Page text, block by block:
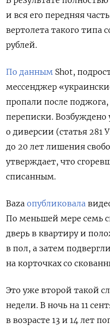
и вся его передняя
вертолета такого типа
рублей.
По данным Shot,
мессенджер
пропали после
переписки. Возбуждено
о диверсии (статья
до 20 лет лишения
утверждает, что
списанным.
Baza опубликовала
По меньшей мере семь
дверь в квартиру и
в пол, а затем
на корточках со
Это уже второй такой
недели. В ночь на 11
в возрасте 13 и 14 лет